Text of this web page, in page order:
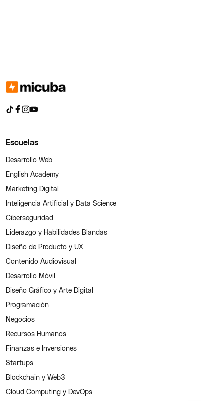
Escuelas
Desarrollo Web
English Academy
Marketing Digital
Inteligencia Artificial y Data Science
Ciberseguridad
Liderazgo y Habilidades Blandas
Diseño de Producto y UX
Contenido Audiovisual
Desarrollo Móvil
Diseño Gráfico y Arte Digital
Programación
Negocios
Recursos Humanos
Finanzas e Inversiones
Startups
Blockchain y Web3
Cloud Computing y DevOps